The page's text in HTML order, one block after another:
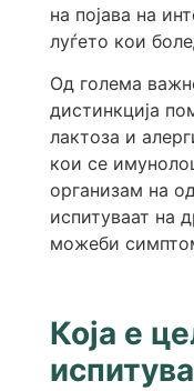
на појава на
луѓето кои
Од голема
дистинкција
лактоза и
кои се
организам на
испитуваат на
можеби
Која е